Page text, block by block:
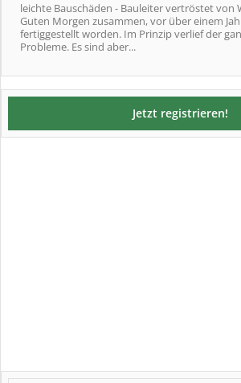
leichte Bauschäden - Bauleiter vertröstet von
Guten Morgen zusammen, vor über einem
fertiggestellt worden. Im Prinzip verlief der
Probleme. Es sind aber...
Jetzt registrieren!